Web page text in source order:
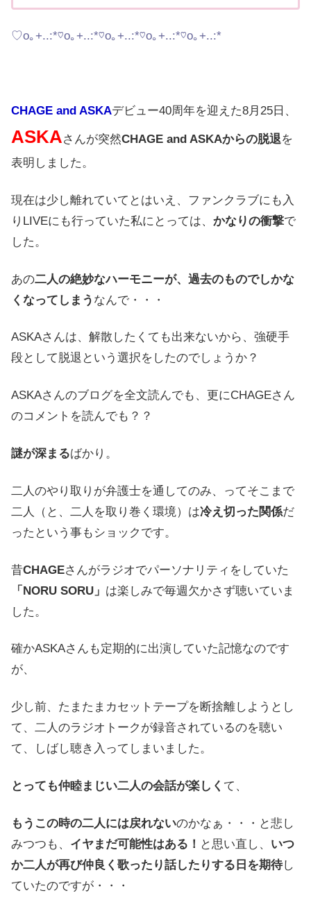
♡o｡+..:*♡o｡+..:*♡o｡+..:*♡o｡+..:*♡o｡+..:*
CHAGE and ASKAデビュー40周年を迎えた8月25日、
ASKAさんが突然CHAGE and ASKAからの脱退を
表明しました。
現在は少し離れていてとはいえ、ファンクラブにも入
りLIVEにも行っていた私にとっては、 かなりの衝撃で
した。
あの二人の絶妙なハーモニーが、過去のものでしかな
くなってしまう なんで・・・
ASKAさんは、解散したくても出来ないから、強硬手
段として脱退という選択をしたのでしょうか？
ASKAさんのブログを全文読んでも、更にCHAGEさん
のコメントを読んでも？？
謎が深まるばかり。
二人のやり取りが弁護士を通してのみ、ってそこまで
二人（と、二人を取り巻く環境）は冷え切った関係だ
ったという事もショックです。
昔CHAGEさんがラジオでパーソナリティをしていた
「NORU SORU」 は楽しみで毎週欠かさず聴いていま
した。
確かASKAさんも定期的に出演していた記憶なのです
が、
少し前、たまたまカセットテープを断捨離しようとし
て、二人のラジオトークが録音されているのを聴い
て、しばし聴き入ってしまいました。
とっても仲睦まじい二人の会話が楽しく て、
もうこの時の二人には戻れないのかなぁ・・・と悲し
みつつも、 イヤまだ可能性はある！ と思い直し、 いつ
か二人が再び仲良く歌ったり話したりする日を期待し
ていたのですが・・・